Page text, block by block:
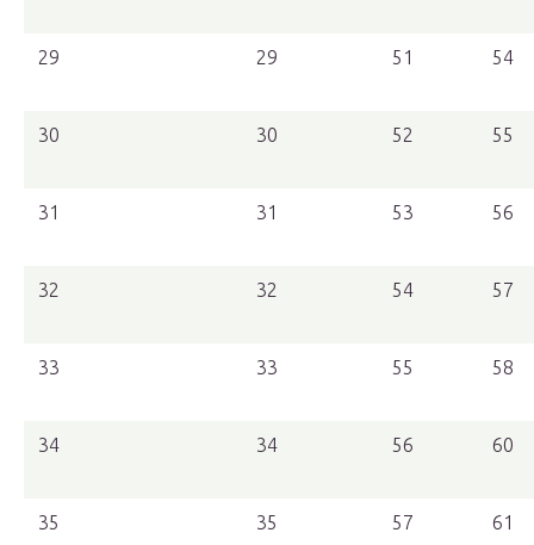
29 29 51 54
30 30 52 55
31 31 53 56
32 32 54 57
33 33 55 58
34 34 56 60
35 35 57 61